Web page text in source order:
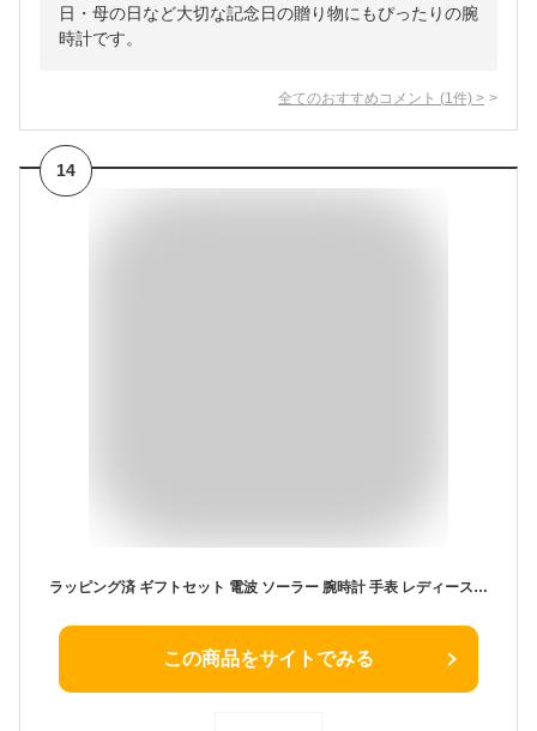
日・母の日など大切な記念日の贈り物にもぴったりの腕
時計です。
全てのおすすめコメント (1 件) >
14
ラッピング済 ギフトセット 電波 ソーラー 腕時計 手表 レディース 母の日 防水 Q&Q シチズン 時計ケース付 水に強い 水泳 海 プール 記念日 記念日プレゼント 女性 彼女 妻 母 祖母 入学祝い 入社祝い 還暦祝い 退職祝い アナログ 電池交換不要 正規品 成人 卒業 入学
この商品をサイトでみる